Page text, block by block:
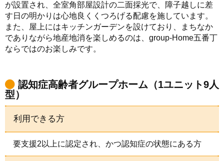
が設置され、全室角部屋設計の二面採光で、障子越しに差
す日の明かりは心地良くくつろげる配慮を施しています。
また、屋上にはキッチンガーデンを設けており、まちなか
でありながら地産地消を楽しめるのは、group-Home五番丁
ならではのお楽しみです。
認知症高齢者グループホーム（1ユニット9人
型）
利用できる方
要支援2以上に認定され、かつ認知症の状態にある方